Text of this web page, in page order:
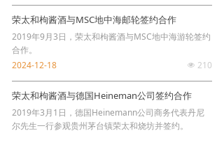
荣太和枸酱酒与MSC地中海邮轮签约合作
2019年9月3日，荣太和枸酱酒与MSC地中海游轮签约
合作。
넶 210
2024-12-18
荣太和枸酱酒与德国Heineman公司签约合作
2019年3月1日，德国Heinemann公司商务代表丹尼
尔先生一行参观贵州茅台镇荣太和烧坊并签约。